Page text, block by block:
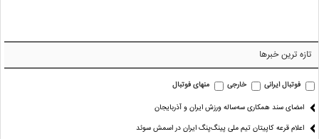
تازه ترین خبرها
فوتبال ایرانی خارجی منهای فوتبال
امضای سند همکاری سه‌ساله ورزش ایران و آذربایجان
اعلام قرعه کاپیتان تیم ملی پینگ‌پنگ ایران در اسمش سوئد